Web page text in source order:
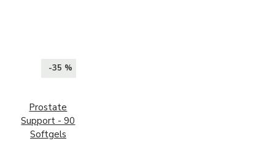
-35 %
Prostate
Support - 90
Softgels